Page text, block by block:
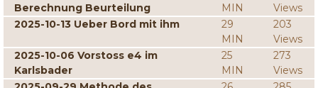
Berechnung Beurteilung
MIN
Views
2025-10-13 Ueber Bord mit ihm
29
MIN
203
Views
2025-10-06 Vorstoss e4 im
Karlsbader
25
MIN
273
Views